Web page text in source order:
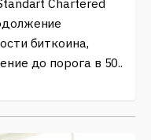
биткоина,
до порога в 50..